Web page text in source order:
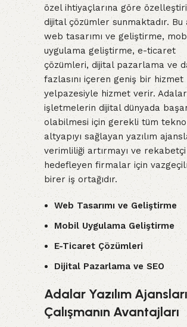
özel ihtiyaçlarına göre
dijital çözümler sunmaktadır. Bu
web tasarımı ve geliştirme,
uygulama geliştirme, e-ticaret
çözümleri, dijital pazarlama ve
fazlasını içeren geniş bir hizmet
yelpazesiyle hizmet verir.
işletmelerin dijital dünyada
olabilmesi için gerekli tüm
altyapıyı sağlayan yazılım
verimliliği artırmayı ve rekabetçi
hedefleyen firmalar için
birer iş ortağıdır.
Web Tasarımı ve Geliştirme
Mobil Uygulama Geliştirme
E-Ticaret Çözümleri
Dijital Pazarlama ve SEO
Adalar Yazılım
Çalışmanın Avantajları